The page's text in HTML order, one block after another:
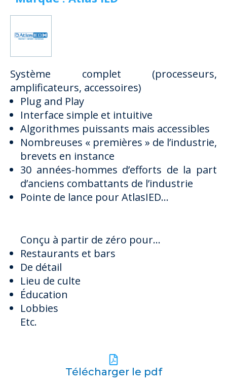
Système complet (processeurs,
amplificateurs, accessoires)
Plug and Play
Interface simple et intuitive
Algorithmes puissants mais accessibles
Nombreuses « premières » de l’industrie,
brevets en instance
30 années-hommes d’efforts de la part
d’anciens combattants de l’industrie
Pointe de lance pour AtlasIED...
Conçu à partir de zéro pour...
Restaurants et bars
De détail
Lieu de culte
Éducation
Lobbies
Etc.
Télécharger le pdf